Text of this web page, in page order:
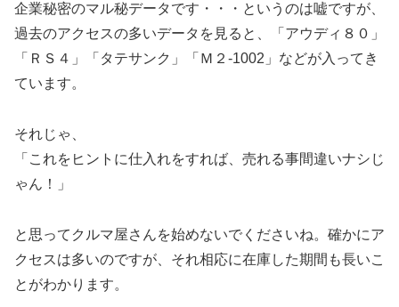
企業秘密のマル秘データです・・・というのは嘘ですが、
過去のアクセスの多いデータを見ると、「アウディ８０」
「ＲＳ４」「タテサンク」「Ｍ２-1002」などが入ってき
ています。
それじゃ、
「これをヒントに仕入れをすれば、売れる事間違いナシじ
ゃん！」
と思ってクルマ屋さんを始めないでくださいね。確かにア
クセスは多いのですが、それ相応に在庫した期間も長いこ
とがわかります。